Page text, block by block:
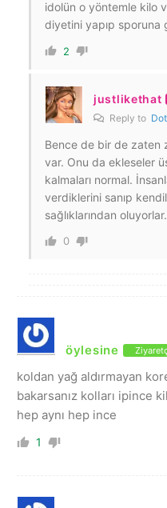
idolün o yöntemle kilo
diyetini yapıp sporuna
2
justlikethat
Reply to
Bence de bir de zaten
var. Onu da ekleseler
kalmaları normal.
verdiklerini sanıp
sağlıklarından oluyorlar.
0
öylesine
koldan yağ aldırmayan
bakarsanız kolları ipince
hep aynı hep ince
1